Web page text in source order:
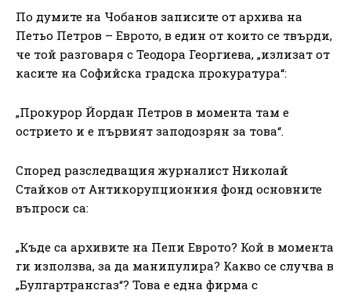
По думите на Чобанов записите от архива на
Петьо Петров – Еврото, в един от които се твърди,
че той разговаря с Теодора Георгиева, „излизат от
касите на Софийска градска прокуратура“:
„Прокурор Йордан Петров в момента там е
острието и е първият заподозрян за това“.
Според разследващия журналист Николай
Стайков от Антикорупционния фонд основните
въпроси са:
„Къде са архивите на Пепи Еврото? Кой в момента
ги използва, за да манипулира? Какво се случва в
„Булгартрансгаз“? Това е една фирма с